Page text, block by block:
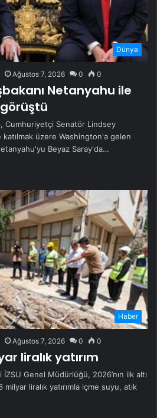
Dünya
Ağustos 7, 2026 0 0
Netanyahu ile
Cumhuriyetçi Senatör Lindsey
üzere Washington'a gelen
Beyaz Saray'da…
Haber
Ağustos 7, 2026 0 0
liralık yatırım
Genel Müdürlüğü, 2026’nın ilk altı
liralık yatırımla içme suyu, atık